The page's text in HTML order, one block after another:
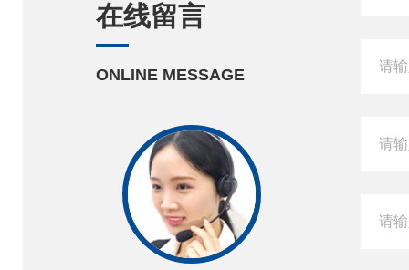
在线留言
ONLINE MESSAGE